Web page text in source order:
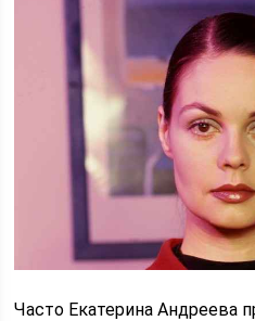
Часто Екатерина Андреева